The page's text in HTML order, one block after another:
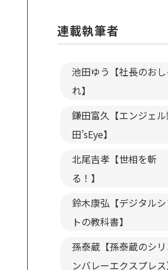
連載執筆者
池田ゆう【社長のおし
れ】
鎌田富久【エンジェ
田’sEye】
北尾吉孝【世相を斬
る！】
鈴木康弘【デジタルシ
トの教科書】
孫泰蔵【孫泰蔵のシリ
ンバレーエクスプレス